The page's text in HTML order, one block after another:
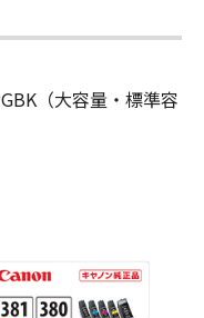
（大容量・標準容